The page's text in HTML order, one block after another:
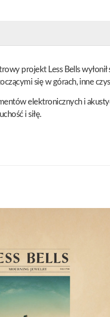
projekt Less Bells
się w górach, inne
elektronicznych i
i siłę.